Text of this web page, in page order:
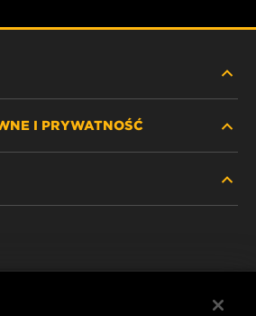
I PRYWATNOŚĆ